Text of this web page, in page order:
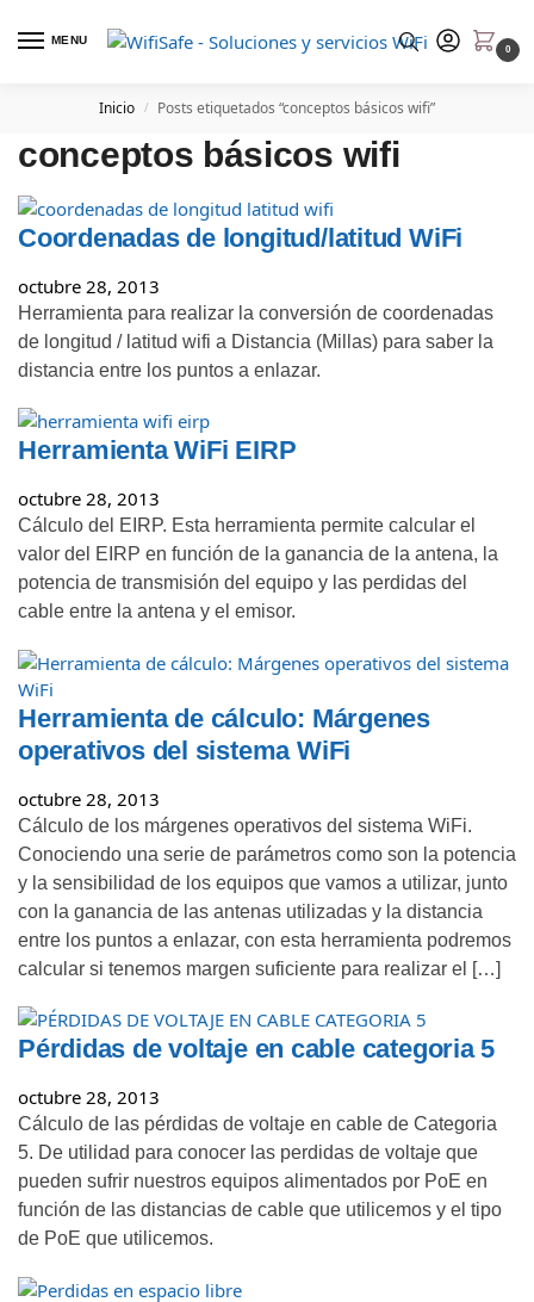
MENU
0
Inicio / Posts etiquetados “conceptos básicos wifi”
conceptos básicos wifi
Coordenadas de longitud/latitud WiFi
octubre 28, 2013
Herramienta para realizar la conversión de coordenadas
de longitud / latitud wifi a Distancia (Millas) para saber la
distancia entre los puntos a enlazar.
Herramienta WiFi EIRP
octubre 28, 2013
Cálculo del EIRP. Esta herramienta permite calcular el
valor del EIRP en función de la ganancia de la antena, la
potencia de transmisión del equipo y las perdidas del
cable entre la antena y el emisor.
Herramienta de cálculo: Márgenes
operativos del sistema WiFi
octubre 28, 2013
Cálculo de los márgenes operativos del sistema WiFi.
Conociendo una serie de parámetros como son la potencia
y la sensibilidad de los equipos que vamos a utilizar, junto
con la ganancia de las antenas utilizadas y la distancia
entre los puntos a enlazar, con esta herramienta podremos
calcular si tenemos margen suficiente para realizar el […]
Pérdidas de voltaje en cable categoria 5
octubre 28, 2013
Cálculo de las pérdidas de voltaje en cable de Categoria
5. De utilidad para conocer las perdidas de voltaje que
pueden sufrir nuestros equipos alimentados por PoE en
función de las distancias de cable que utilicemos y el tipo
de PoE que utilicemos.